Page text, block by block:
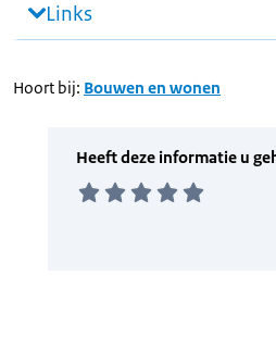
Links
Hoort bij: Bouwen en wonen